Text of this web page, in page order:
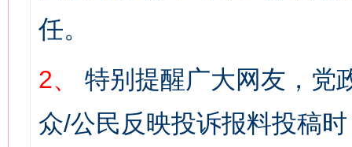
任。
2、
特别提醒广大网友，党
众/公民反映投诉报料投稿